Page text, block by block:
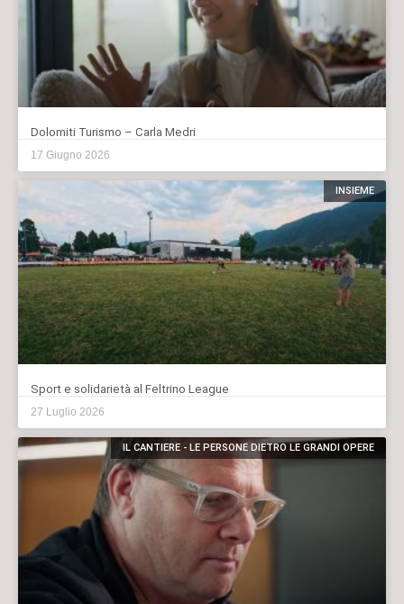
Dolomiti Turismo – Carla Medri
17 Giugno 2026
INSIEME
Sport e solidarietà al Feltrino League
27 Luglio 2026
IL CANTIERE - LE PERSONE DIETRO LE GRANDI OPERE